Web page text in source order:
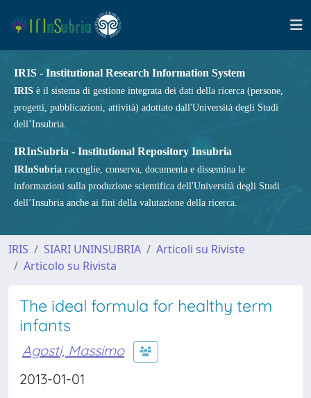
IRIS - Institutional Research Information System
IRIS è il sistema di gestione integrata dei dati della ricerca (persone,
progetti, pubblicazioni, attività) adottato dall'Università degli Studi
dell’Insubria.
IRInSubria - Institutional Repository Insubria
IRInSubria raccoglie, conserva, documenta e dissemina le
informazioni sulla produzione scientifica dell'Università degli Studi
dell’Insubria anche ai fini della valutazione della ricerca.
IRIS SIARI UNINSUBRIA
Articoli su Riviste
Articolo su Rivista
The ideal formula for healthy term
infants
Agosti, Massimo
2013-01-01